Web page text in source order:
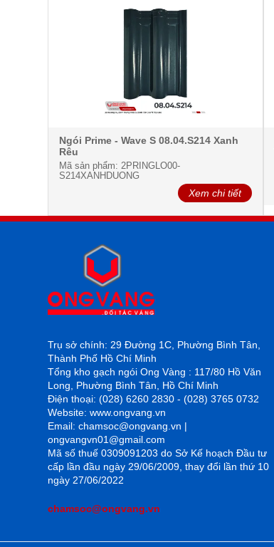
Ngói Prime - Wave S 08.04.S214 Xanh
Rêu
Mã sản phẩm: 2PRINGLO00-
S214XANHDUONG
Xem chi tiết
Trụ sở chính: 29 Đường 1C, Phường Bình Tân,
Thành Phố Hồ Chí Minh
Tổng kho gạch ngói Ong Vàng : 117/80 Hồ Văn
Long, Phường Bình Tân, Hồ Chí Minh
Điện thoại: (028) 6260 2830 - (028) 3765 0732
Website: www.ongvang.vn
Email: chamsoc@ongvang.vn |
ongvangvn01@gmail.com
Mã số thuế 0309091203 do Sở Kế hoạch Đầu tư
cấp lần đầu ngày 29/06/2009, thay đổi lần thứ 10
ngày 27/06/2022
chamsoc@ongvang.vn